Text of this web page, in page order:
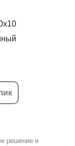
решение и